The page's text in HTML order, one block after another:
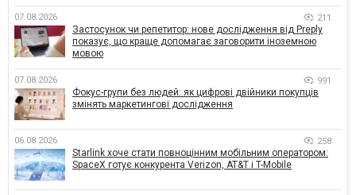
07.08.2026 211
Застосунок чи репетитор: нове дослідження від Preply
показує, що краще допомагає заговорити іноземною
мовою
07.08.2026 991
Фокус-групи без людей: як цифрові двійники покупців
змінять маркетингові дослідження
06.08.2026 258
Starlink хоче стати повноцінним мобільним оператором:
SpaceX готує конкурента Verizon, AT&T і T-Mobile